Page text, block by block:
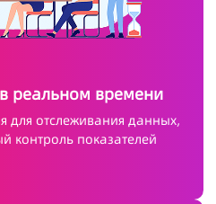
реальном времени
для отслеживания данных,
контроль показателей